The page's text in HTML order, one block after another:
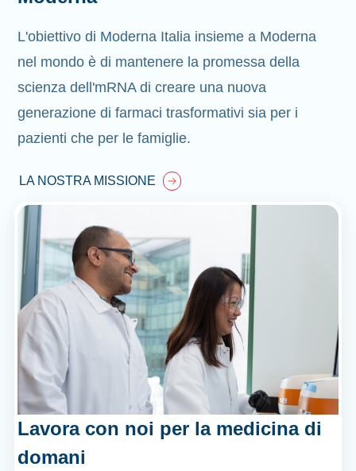
L'obiettivo di Moderna Italia insieme a Moderna
nel mondo è di mantenere la promessa della
scienza dell'mRNA di creare una nuova
generazione di farmaci trasformativi sia per i
pazienti che per le famiglie.
LA NOSTRA MISSIONE
Lavora con noi per la medicina di
domani